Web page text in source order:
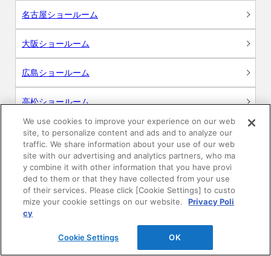
名古屋ショールーム
大阪ショールーム
広島ショールーム
高松ショールーム
福岡ショールーム
サポート
よくあるご質問
We use cookies to improve your experience on our web
site, to personalize content and ads and to analyze our
traffic. We share information about your use of our web
site with our advertising and analytics partners, who ma
y combine it with other information that you have provi
ded to them or that they have collected from your use
of their services. Please click [Cookie Settings] to custo
mize your cookie settings on our website.
Privacy Poli
cy
Cookie Settings OK